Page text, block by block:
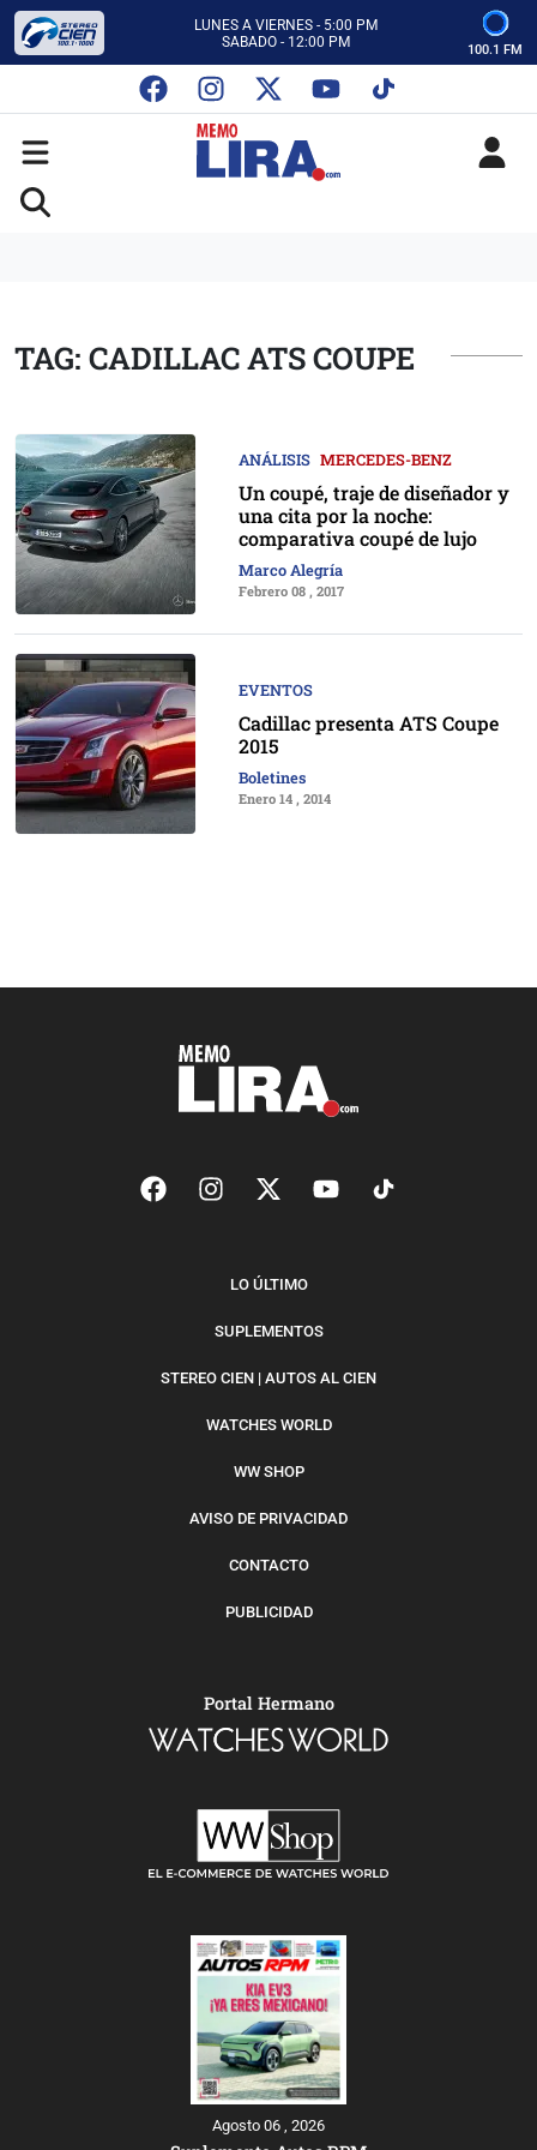
LUNES A VIERNES - 5:00 PM
SABADO - 12:00 PM
CON MEMO LIRA Y SU EQUIPO
LUNES A VIERNES - 5:00 PM
SABADO - 12:00 PM
100.1 FM
TAG: CADILLAC ATS COUPE
ANÁLISIS MERCEDES-BENZ
Un coupé, traje de diseñador y
una cita por la noche:
comparativa coupé de lujo
Marco Alegría
Febrero 08 , 2017
EVENTOS
Cadillac presenta ATS Coupe
2015
Boletines
Enero 14 , 2014
LO ÚLTIMO
SUPLEMENTOS
STEREO CIEN | AUTOS AL CIEN
WATCHES WORLD
WW SHOP
AVISO DE PRIVACIDAD
CONTACTO
PUBLICIDAD
Portal Hermano
Agosto 06 , 2026